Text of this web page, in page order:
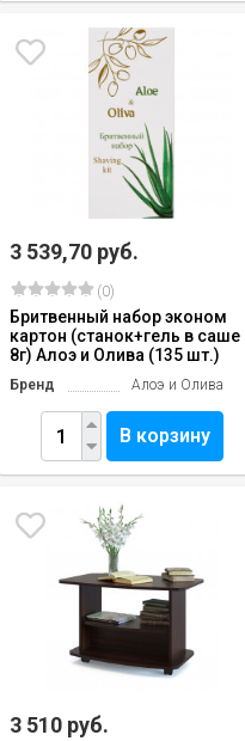
3 539,70 руб.
(0)
Бритвенный набор эконом
картон (станок+гель в саше
8г) Алоэ и Олива (135 шт.)
Бренд Алоэ и Олива
В корзину
3 510 руб.